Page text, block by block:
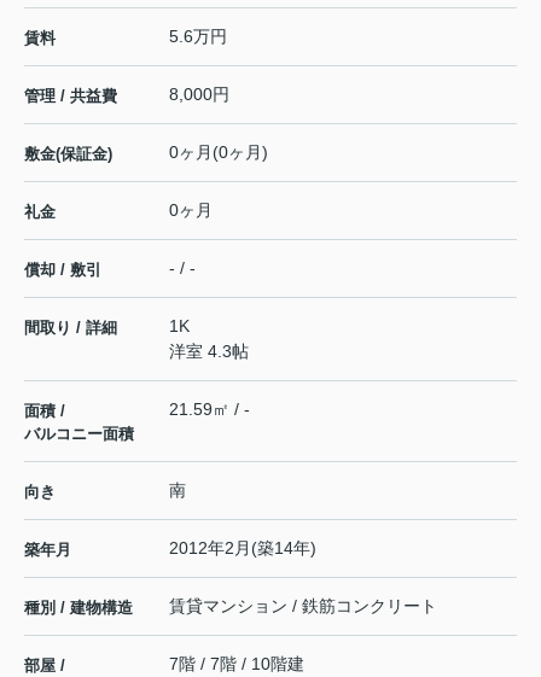
賃料 5.6万円
管理 / 共益費 8,000円
敷金(保証金) 0ヶ月(0ヶ月)
礼金 0ヶ月
償却 / 敷引 - / -
間取り / 詳細
1K
洋室 4.3帖
面積 /
バルコニー面積
21.59㎡ / -
向き 南
築年月 2012年2月(築14年)
種別 / 建物構造 賃貸マンション / 鉄筋コンクリート
部屋 /
7階 / 7階 / 10階建